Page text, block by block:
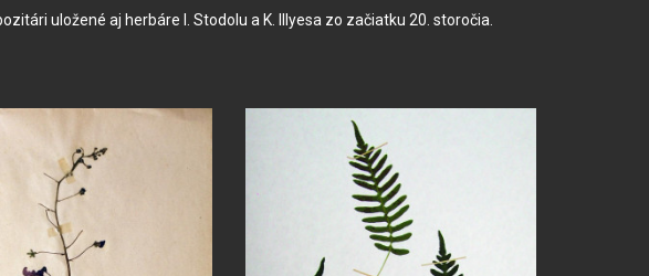
uložené aj herbáre I. Stodolu a K. lllyesa zo začiatku 20. storočia.